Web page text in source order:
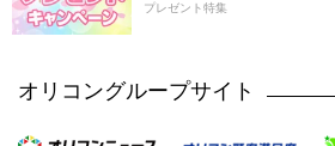
プレゼント特集
オリコングループサイト